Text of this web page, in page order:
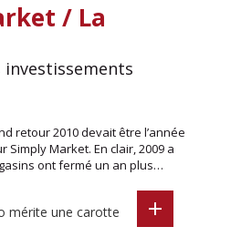
/ La
retour 2010 devait être l’année
Market. En clair, 2009 a
ont fermé un an plus…